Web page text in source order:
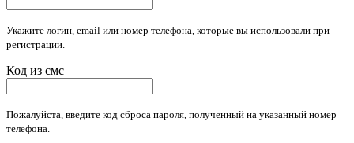
Укажите логин, email или номер телефона, которые вы использовали при
регистрации.
Код из смс
Пожалуйста, введите код сброса пароля, полученный на указанный номер
телефона.